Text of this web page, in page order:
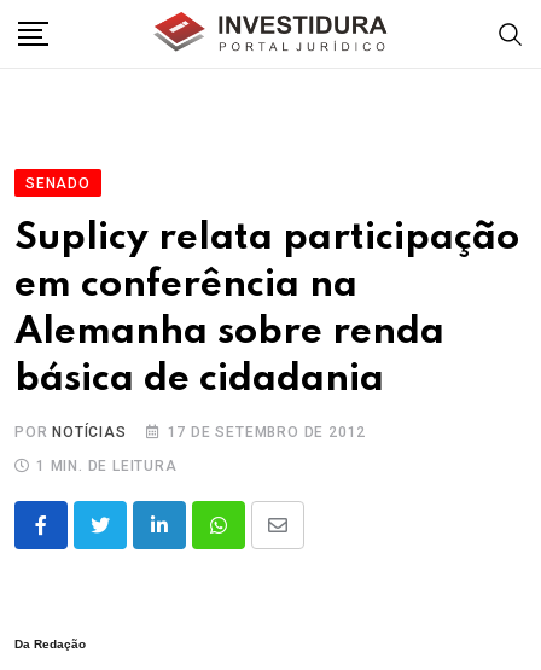
SENADO
Suplicy relata participação
em conferência na
Alemanha sobre renda
básica de cidadania
POR NOTÍCIAS
17 DE SETEMBRO DE 2012
1 MIN. DE LEITURA
LinkedInWhatsappShare
Da Redação